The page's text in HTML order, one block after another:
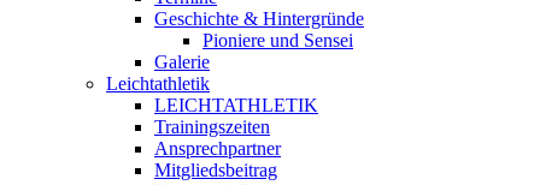
Geschichte & Hintergründe
Pioniere und Sensei
Galerie
Leichtathletik
LEICHTATHLETIK
Trainingszeiten
Ansprechpartner
Mitgliedsbeitrag